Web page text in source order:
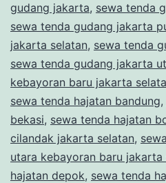
gudang jakarta, sewa tenda
sewa tenda gudang jakarta
jakarta selatan, sewa tenda
sewa tenda gudang jakarta
kebayoran baru jakarta
sewa tenda hajatan bandung,
bekasi, sewa tenda hajatan
cilandak jakarta selatan,
utara kebayoran baru jakarta
hajatan depok, sewa tenda